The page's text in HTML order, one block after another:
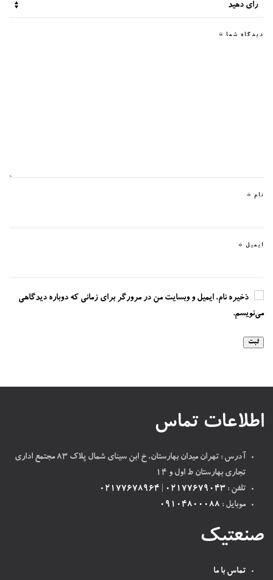
دیدگاه شما *
نام *
ایمیل *
ذخیره نام، ایمیل و وبسایت من در مرورگر برای زمانی که دوباره دیدگاهی
می‌نویسم.
اطلاعات تماس
آدرس : تهران میدان بهارستان، خ ابن سینای شمال پلاک ۸۳ مجتمع اداری
تجاری بهارستان ط اول و ۱۴
تلفن : 02177679043
02177678964
موبایل : 09104800088
صنعتیک
تماس با ما